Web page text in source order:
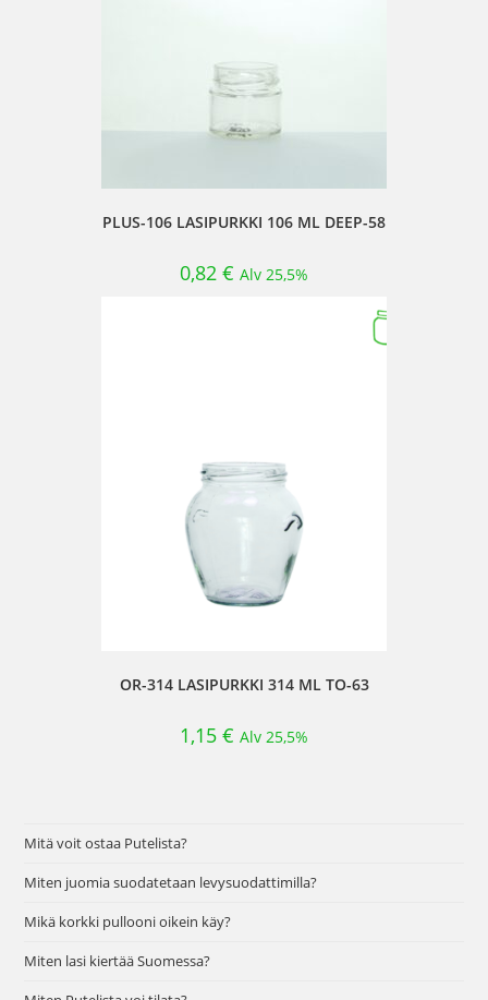
PLUS-106 LASIPURKKI 106 ML DEEP-58
0,82 € Alv 25,5%
OR-314 LASIPURKKI 314 ML TO-63
1,15 € Alv 25,5%
Mitä voit ostaa Putelista?
Miten juomia suodatetaan levysuodattimilla?
Mikä korkki pullooni oikein käy?
Miten lasi kiertää Suomessa?